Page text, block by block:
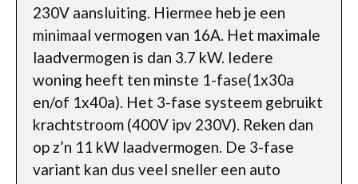
230V aansluiting. Hiermee heb je een
minimaal vermogen van 16A. Het maximale
laadvermogen is dan 3.7 kW. Iedere
woning heeft ten minste 1-fase(1x30a
en/of 1x40a). Het 3-fase systeem gebruikt
krachtstroom (400V ipv 230V). Reken dan
op z’n 11 kW laadvermogen. De 3-fase
variant kan dus veel sneller een auto